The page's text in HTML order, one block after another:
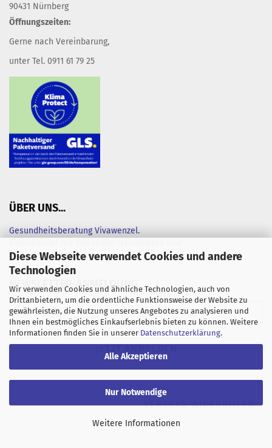
Diese Webseite verwendet Cookies und andere
Technologien
Wir verwenden Cookies und ähnliche Technologien, auch von
Drittanbietern, um die ordentliche Funktionsweise der Website zu
gewährleisten, die Nutzung unseres Angebotes zu analysieren und
Ihnen ein bestmögliches Einkaufserlebnis bieten zu können. Weitere
Informationen finden Sie in unserer Datenschutzerklärung.
Alle Akzeptieren
Nur Notwendige
Weitere Informationen
90431 Nürnberg
Öffnungszeiten:
Gerne nach Vereinbarung,
unter Tel. 0911 61 79 25
ÜBER UNS...
Gesundheitsberatung Vivawenzel.
Nahrungsergänzungen
NEWSLETTER-ANMELDUNG
VERTRAG WIDERRUFEN